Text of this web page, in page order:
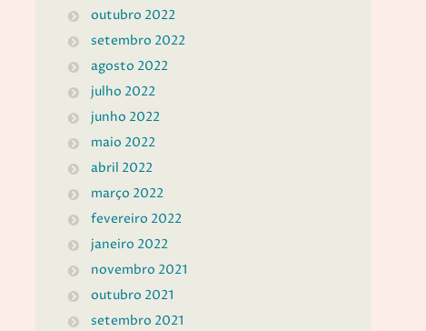
outubro 2022
setembro 2022
agosto 2022
julho 2022
junho 2022
maio 2022
abril 2022
março 2022
fevereiro 2022
janeiro 2022
novembro 2021
outubro 2021
setembro 2021